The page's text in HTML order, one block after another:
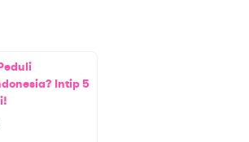
Intip 5